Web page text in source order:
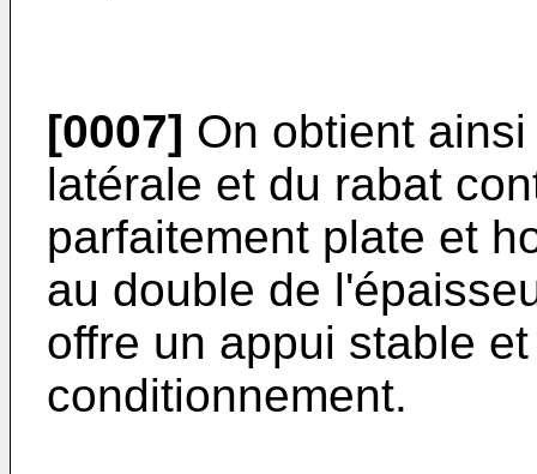
[0007] On obtient
latérale et du rabat
parfaitement plate et
au double de
offre un appui stable
conditionnement.